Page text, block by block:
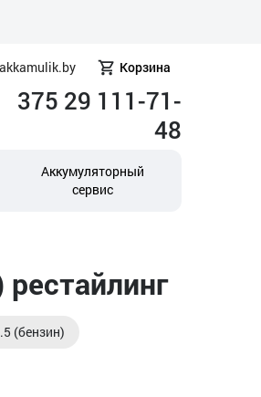
Корзина
375 29 111-71-
48
Аккумуляторный
сервис
(бензин)